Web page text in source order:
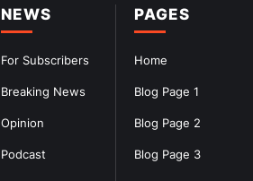
PAGES
Home
Blog Page 1
Blog Page 2
Blog Page 3
NEWS
For Subscribers
Breaking News
Opinion
Podcast